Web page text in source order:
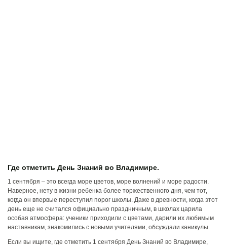
Где отметить День Знаний во Владимире.
1 сентября – это всегда море цветов, море волнений и море радости.
Наверное, нету в жизни ребенка более торжественного дня, чем тот,
когда он впервые переступил порог школы. Даже в древности, когда этот
день еще не считался официально праздничным, в школах царила
особая атмосфера: ученики приходили с цветами, дарили их любимым
наставникам, знакомились с новыми учителями, обсуждали каникулы.
Если вы ищите, где отметить 1 сентября День Знаний во Владимире,